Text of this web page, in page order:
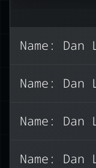
Name:
Name:
Name:
Name: